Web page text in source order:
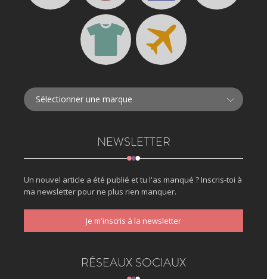
NEWSLETTER
Un nouvel article a été publié et tu l'as manqué ? Inscris-toi à
ma newsletter pour ne plus rien manquer.
Je m'inscris à la newsletter
RÉSEAUX SOCIAUX